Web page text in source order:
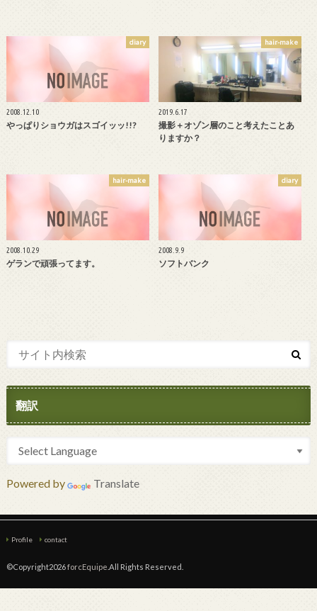
diary
2008.12.10
やっぱりショウガはスゴイッッ!!?
hair-make
2019.6.17
撮影＋オゾン層のこと考えたことあ
りますか？
hair-make
2008.10.29
ゲランで頑張ってます。
diary
2008.9.9
ソフトバンク
翻訳
Powered by Translate
Profile contact
©Copyright2026forcEquipe .All Rights Reserved.